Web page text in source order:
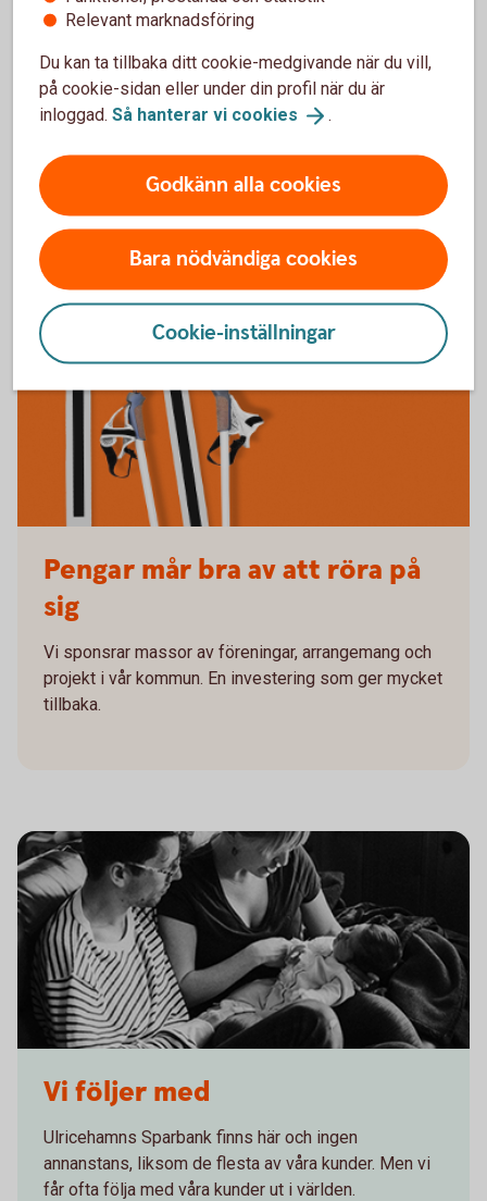
Få näringslivet att växa
Vi vill att Ulricehamns näringsliv, som vi är en del av,
ska utvecklas och växa. Därför arrangerar vi
regelbundet föreläsningar och event där du får nya
insikter och konkreta verktyg som hjälper dig i din
roll som ledare och beslutsfattare.
Pengar mår bra av att röra på
sig
Vi sponsrar massor av föreningar, arrangemang och
projekt i vår kommun. En investering som ger mycket
tillbaka.
Vi följer med
Ulricehamns Sparbank finns här och ingen
annanstans, liksom de flesta av våra kunder. Men vi
får ofta följa med våra kunder ut i världen.
Relevant marknadsföring
Du kan ta tillbaka ditt cookie-medgivande när du vill,
på cookie-sidan eller under din profil när du är
inloggad. Så hanterar vi cookies .
Godkänn alla cookies
Bara nödvändiga cookies
Cookie-inställningar